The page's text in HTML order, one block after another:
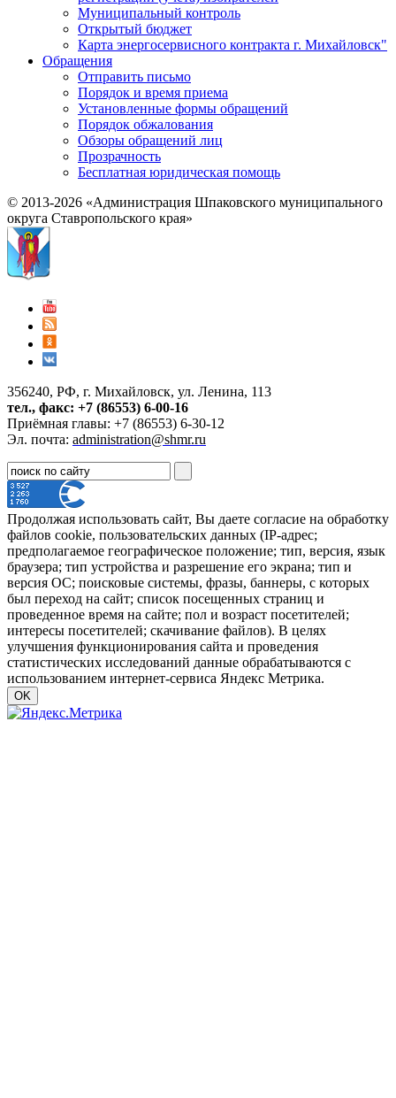
Муниципальный контроль
Открытый бюджет
Карта энергосервисного контракта г. Михайловск"
Обращения
Отправить письмо
Порядок и время приема
Установленные формы обращений
Порядок обжалования
Обзоры обращений лиц
Прозрачность
Бесплатная юридическая помощь
© 2013-2026 «Администрация Шпаковского муниципального
округа Ставропольского края»
356240, РФ, г. Михайловск, ул. Ленина, 113
тел., факс: +7 (86553) 6-00-16
Приёмная главы: +7 (86553) 6-30-12
Эл. почта: administration@shmr.ru
Продолжая использовать сайт, Вы даете согласие на обработку
файлов cookie, пользовательских данных (IP-адрес;
предполагаемое географическое положение; тип, версия, язык
браузера; тип устройства и разрешение его экрана; тип и
версия ОС; поисковые системы, фразы, баннеры, с которых
был переход на сайт; список посещенных страниц и
проведенное время на сайте; пол и возраст посетителей;
интересы посетителей; скачивание файлов). В целях
улучшения функционирования сайта и проведения
статистических исследований данные обрабатываются с
использованием интернет-сервиса Яндекс Метрика.
OK